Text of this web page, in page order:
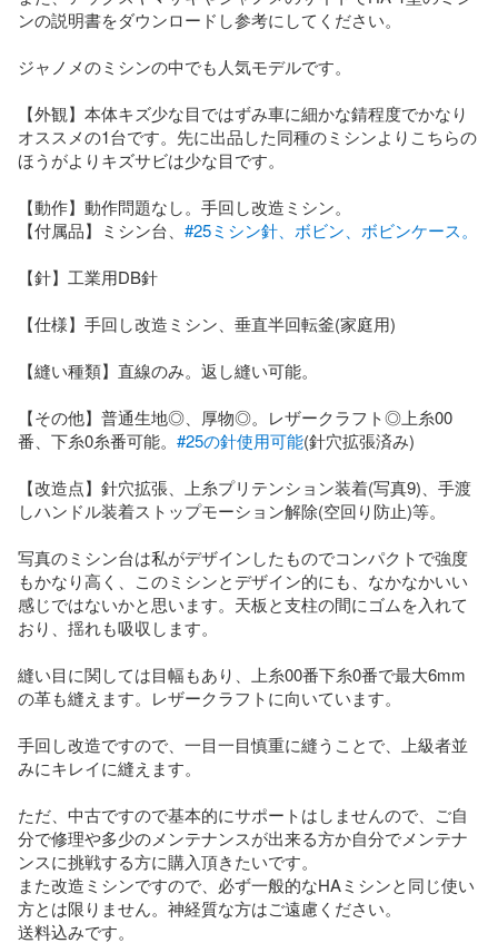
ンの説明書をダウンロードし参考にしてください。
ジャノメのミシンの中でも人気モデルです。
【外観】本体キズ少な目ではずみ車に細かな錆程度でかなり
オススメの1台です。先に出品した同種のミシンよりこちらの
ほうがよりキズサビは少な目です。
【動作】動作問題なし。手回し改造ミシン。
【付属品】ミシン台、 #25ミシン針、ボビン、ボビンケース。
【針】工業用DB針
【仕様】手回し改造ミシン、垂直半回転釜(家庭用)
【縫い種類】直線のみ。返し縫い可能。
【その他】普通生地◎、厚物◎。レザークラフト◎上糸00
番、下糸0糸番可能。 #25の針使用可能(針穴拡張済み)
【改造点】針穴拡張、上糸プリテンション装着(写真9)、手渡
しハンドル装着ストップモーション解除(空回り防止)等。
写真のミシン台は私がデザインしたものでコンパクトで強度
もかなり高く、このミシンとデザイン的にも、なかなかいい
感じではないかと思います。天板と支柱の間にゴムを入れて
おり、揺れも吸収します。
縫い目に関しては目幅もあり、上糸00番下糸0番で最大6mm
の革も縫えます。レザークラフトに向いています。
手回し改造ですので、一目一目慎重に縫うことで、上級者並
みにキレイに縫えます。
ただ、中古ですので基本的にサポートはしませんので、ご自
分で修理や多少のメンテナンスが出来る方か自分でメンテナ
ンスに挑戦する方に購入頂きたいです。
また改造ミシンですので、必ず一般的なHAミシンと同じ使い
方とは限りません。神経質な方はご遠慮ください。
送料込みです。